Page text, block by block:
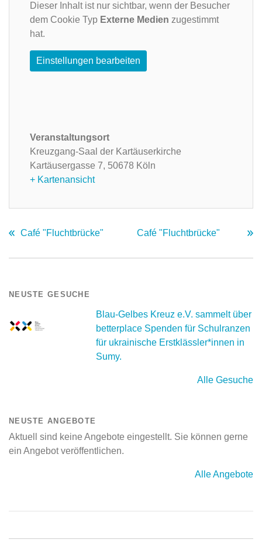
Dieser Inhalt ist nur sichtbar, wenn der Besucher
dem Cookie Typ Externe Medien zugestimmt
hat.
Einstellungen bearbeiten
Veranstaltungsort
Kreuzgang-Saal der Kartäuserkirche
Kartäusergasse 7, 50678 Köln
+ Kartenansicht
Café "Fluchtbrücke" Café "Fluchtbrücke"
NEUSTE GESUCHE
Blau-Gelbes Kreuz e.V. sammelt über
betterplace Spenden für Schulranzen
für ukrainische Erstklässler*innen in
Sumy.
Alle Gesuche
NEUSTE ANGEBOTE
Aktuell sind keine Angebote eingestellt. Sie können gerne
ein Angebot veröffentlichen.
Alle Angebote